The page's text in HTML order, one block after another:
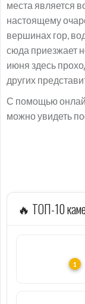
места является
настоящему
вершинах гор,
сюда приезжает
июня здесь
других
С помощью
можно увидеть
🔥 ТОП-10